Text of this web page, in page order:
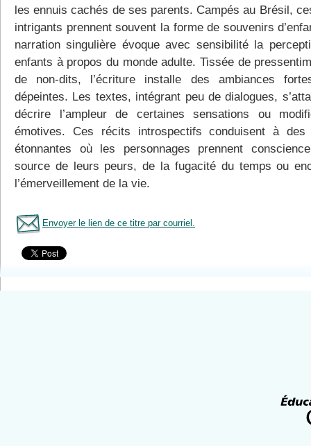
les ennuis cachés de ses parents. Campés au Brésil,
intrigants prennent souvent la forme de souvenirs
narration singulière évoque avec sensibilité la
enfants à propos du monde adulte. Tissée de
de non-dits, l’écriture installe des ambiances
dépeintes. Les textes, intégrant peu de dialogues,
décrire l’ampleur de certaines sensations ou
émotives. Ces récits introspectifs conduisent à des
étonnantes où les personnages prennent
source de leurs peurs, de la fugacité du temps ou
l’émerveillement de la vie.
Envoyer le lien de ce titre par courriel.